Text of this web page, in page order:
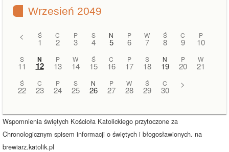
Wrzesień 2049
< Ś
1
C
2
P
3
S
4
N
5
P
6
W
7
Ś
8
C
9
P
10
S
11
N
12
P
13
W
14
Ś
15
C
16
P
17
S
18
N
19
P
20
W
21
Ś
22
C
23
P
24
S
25
N
26
P
27
W
28
Ś
29
C
30
>
Wspomnienia świętych Kościoła Katolickiego przytoczone za
Chronologicznym spisem informacji o świętych i błogosławionych. na
brewiarz.katolik.pl